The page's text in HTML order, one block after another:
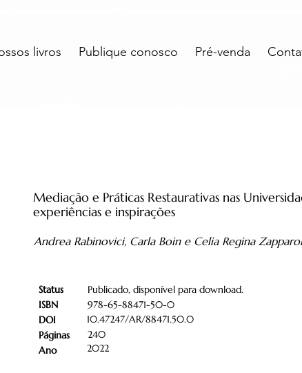
livros Publique conosco Pré-venda
Mediação e Práticas Restaurativas nas
experiências e inspirações
Andrea Rabinovici, Carla Boin e Celia Regina
Status
ISBN
DOI
Páginas
Ano
Publicado, disponível para download.
978-65-88471-50-0
10.47247/AR/88471.50.0
240
2022